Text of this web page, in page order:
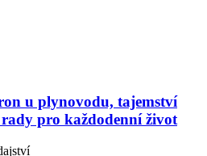
u plynovodu, tajemství
pro každodenní život